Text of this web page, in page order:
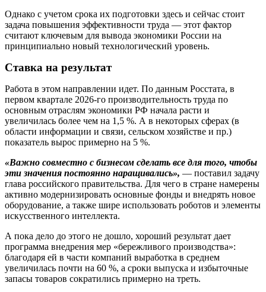
Однако с учетом срока их подготовки здесь и сейчас стоит
задача повышения эффективности труда — этот фактор
считают ключевым для вывода экономики России на
принципиально новый технологический уровень.
Ставка на результат
Работа в этом направлении идет. По данным Росстата, в
первом квартале 2026‑го производительность труда по
основным отраслям экономики РФ начала расти и
увеличилась более чем на 1,5 %. А в некоторых сферах (в
области информации и связи, сельском хозяйстве и пр.)
показатель вырос примерно на 5 %.
«Важно совместно с бизнесом сделать все для того, чтобы
эти значения постоянно наращивались», — поставил задачу
глава российского правительства. Для чего в стране намерены
активно модернизировать основные фонды и внедрять новое
оборудование, а также шире использовать роботов и элементы
искусственного интеллекта.
А пока дело до этого не дошло, хороший результат дает
программа внедрения мер «бережливого производства»:
благодаря ей в части компаний выработка в среднем
увеличилась почти на 60 %, а сроки выпуска и избыточные
запасы товаров сократились примерно на треть.